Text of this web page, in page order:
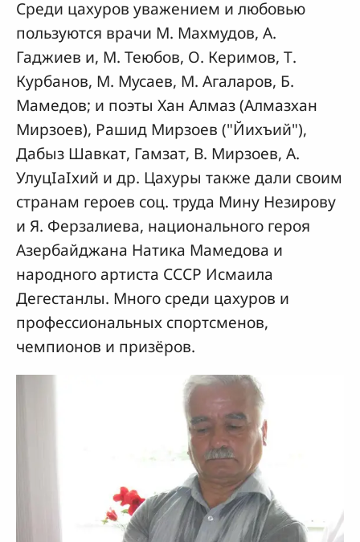
Среди цахуров уважением и любовью
пользуются врачи М. Махмудов, А.
Гаджиев и, М. Теюбов, О. Керимов, Т.
Курбанов, М. Мусаев, М. Агаларов, Б.
Мамедов; и поэты Хан Алмаз (Алмазхан
Мирзоев), Рашид Мирзоев ("Йихъий"),
Дабыз Шавкат, Гамзат, В. Мирзоев, А.
УлуцIaIхий и др. Цахуры также дали своим
странам героев соц. труда Мину Незирову
и Я. Ферзалиева, национального героя
Азербайджана Натика Мамедова и
народного артиста СССР Исмаила
Дегестанлы. Много среди цахуров и
профессиональных спортсменов,
чемпионов и призёров.